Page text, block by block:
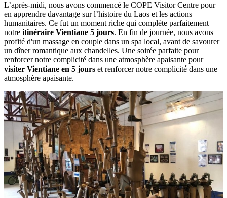
L’après-midi, nous avons commencé le COPE Visitor Centre pour
en apprendre davantage sur l’histoire du Laos et les actions
humanitaires. Ce fut un moment riche qui complète parfaitement
notre itinéraire Vientiane 5 jours. En fin de journée, nous avons
profité d'un massage en couple dans un spa local, avant de savourer
un dîner romantique aux chandelles. Une soirée parfaite pour
renforcer notre complicité dans une atmosphère apaisante pour
visiter Vientiane en 5 jours et renforcer notre complicité dans une
atmosphère apaisante.